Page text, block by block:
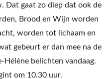
Dat gaat zo diep dat ook de
Brood en Wijn worden
worden tot lichaam en
gebeurt er dan mee na de
Hélène belichten vandaag.
om 10.30 uur.